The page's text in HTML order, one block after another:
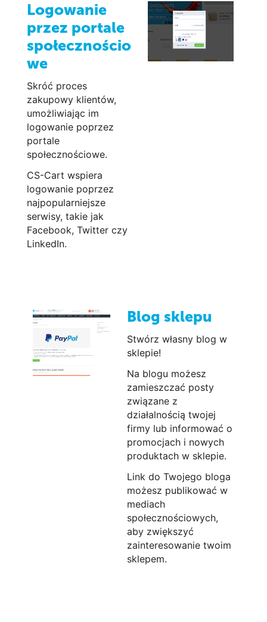
Logowanie
przez portale
społecznościo
we
Skróć proces
zakupowy klientów,
umożliwiając im
logowanie poprzez
portale
społecznościowe.
CS-Cart wspiera
logowanie poprzez
najpopularniejsze
serwisy, takie jak
Facebook, Twitter czy
LinkedIn.
Blog sklepu
Stwórz własny blog w
sklepie!
Na blogu możesz
zamieszczać posty
związane z
działalnością twojej
firmy lub informować o
promocjach i nowych
produktach w sklepie.
Link do Twojego bloga
możesz publikować w
mediach
społecznościowych,
aby zwiększyć
zainteresowanie twoim
sklepem.